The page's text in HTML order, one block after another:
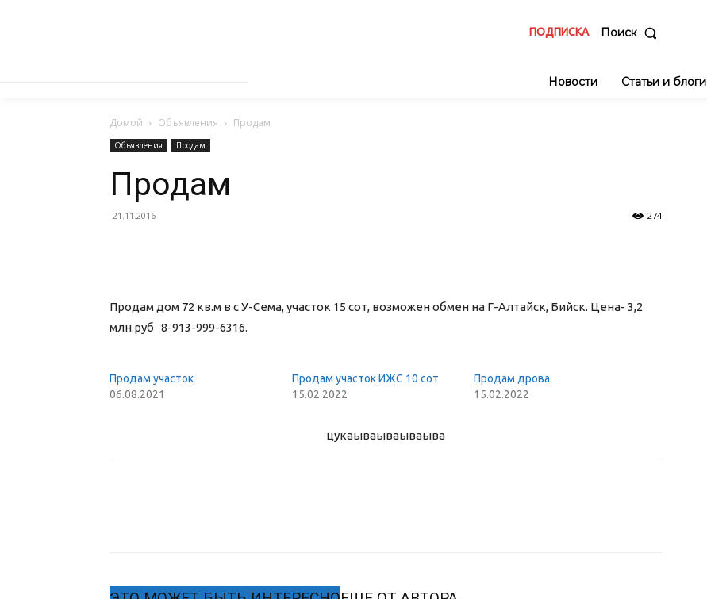
ПОДПИСКА Поиск
Новости Статьи и блоги
Домой Объявления Продам
Объявления Продам
Продам
21.11.2016 274
Продам дом 72 кв.м в с У-Сема, участок 15 сот, возможен обмен на Г-Алтайск, Бийск. Цена- 3,2
млн.руб 8-913-999-6316.
Продам участок
06.08.2021
Продам участок ИЖС 10 сот
15.02.2022
Продам дрова.
15.02.2022
цукаываываываыва